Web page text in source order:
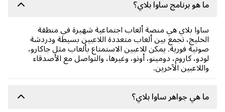
هو برنامج ساوا بلاي؟
بلاي هي منصة ألعاب اجتماعية شهيرة في منطقة
تجمع بين ألعاب متعددة اللاعبين بسيطة ودردشة
فورية. يمكن للاعبين الاستمتاع بألعاب مثل جاكارو،
كاروم، دومينو، أونو، وغيرها، والتواصل مع الأصدقاء
الآخرين.
هي جواهر ساوا بلاي؟